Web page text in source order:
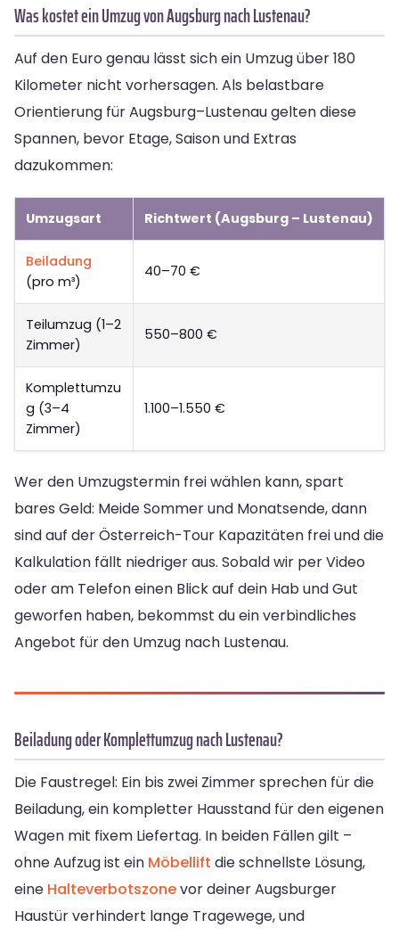
Was kostet ein Umzug von Augsburg nach Lustenau?
Auf den Euro genau lässt sich ein Umzug über 180
Kilometer nicht vorhersagen. Als belastbare
Orientierung für Augsburg–Lustenau gelten diese
Spannen, bevor Etage, Saison und Extras
dazukommen:
Umzugsart Richtwert (Augsburg – Lustenau)
Beiladung
(pro m³)
40–70 €
Teilumzug (1–2
Zimmer)
550–800 €
Komplettumzu
g (3–4
Zimmer)
1.100–1.550 €
Wer den Umzugstermin frei wählen kann, spart
bares Geld: Meide Sommer und Monatsende, dann
sind auf der Österreich-Tour Kapazitäten frei und die
Kalkulation fällt niedriger aus. Sobald wir per Video
oder am Telefon einen Blick auf dein Hab und Gut
geworfen haben, bekommst du ein verbindliches
Angebot für den Umzug nach Lustenau.
Beiladung oder Komplettumzug nach Lustenau?
Die Faustregel: Ein bis zwei Zimmer sprechen für die
Beiladung, ein kompletter Hausstand für den eigenen
Wagen mit fixem Liefertag. In beiden Fällen gilt –
ohne Aufzug ist ein Möbellift die schnellste Lösung,
eine Halteverbotszonevor deiner Augsburger
Haustür verhindert lange Tragewege, und